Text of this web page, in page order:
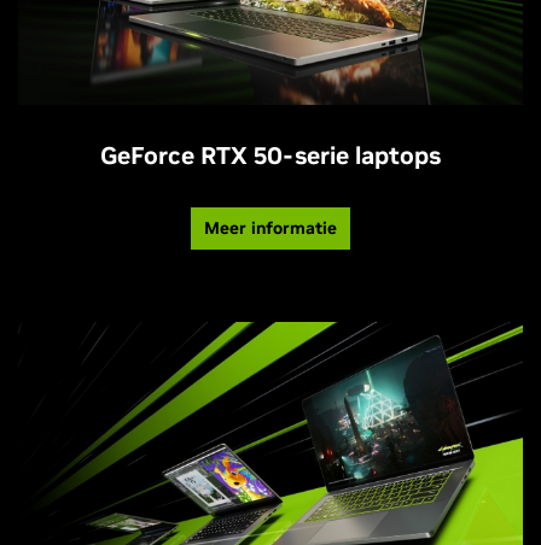
GeForce RTX 50-serie laptops
Meer informatie